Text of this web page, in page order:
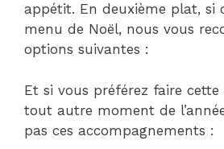
appétit. En deuxième plat, si
menu de Noël, nous vous
options suivantes :
Et si vous préférez faire
tout autre moment de
pas ces accompagnements :